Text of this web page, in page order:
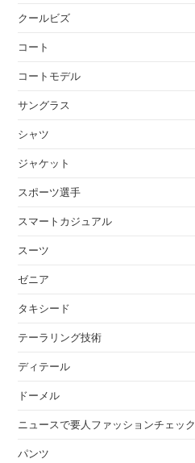
クールビズ
コート
コートモデル
サングラス
シャツ
ジャケット
スポーツ選手
スマートカジュアル
スーツ
ゼニア
タキシード
テーラリング技術
ディテール
ドーメル
ニュースで要人ファッションチェック
パンツ